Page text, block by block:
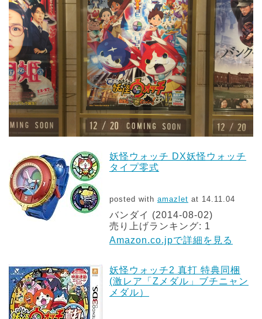
妖怪ウォッチ DX妖怪ウォッチ
タイプ零式
posted with amazlet at 14.11.04
バンダイ (2014-08-02)
売り上げランキング: 1
Amazon.co.jpで詳細を見る
妖怪ウォッチ2 真打 特典同梱
(激レア「Zメダル」ブチニャン
メダル）